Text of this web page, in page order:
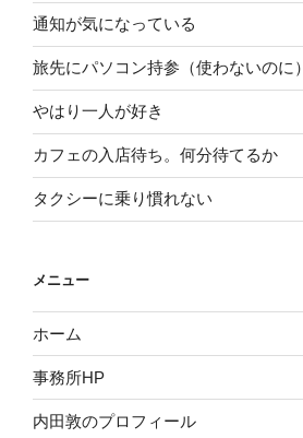
通知が気になっている
旅先にパソコン持参（使わないのに）
やはり一人が好き
カフェの入店待ち。何分待てるか
タクシーに乗り慣れない
メニュー
ホーム
事務所HP
内田敦のプロフィール